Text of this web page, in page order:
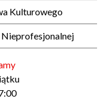
Kulturowego